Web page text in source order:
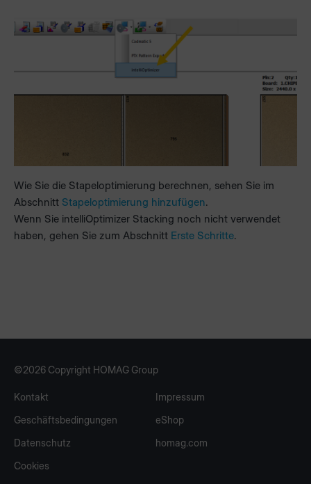
Wie Sie die Stapeloptimierung berechnen, sehen Sie im
Abschnitt Stapeloptimierung hinzufügen.
Wenn Sie intelliOptimizer Stacking noch nicht verwendet
haben, gehen Sie zum Abschnitt Erste Schritte.
©2026 Copyright HOMAG Group
Kontakt
Impressum
Geschäftsbedingungen
eShop
Datenschutz
homag.com
Cookies